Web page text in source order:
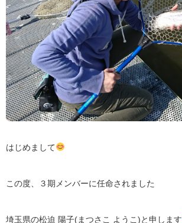
はじめまして
この度、３期メンバーに任命されました
埼玉県の松迫 陽子(まつさこ ようこ)と申します